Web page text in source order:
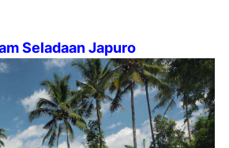
Seladaan Japuro